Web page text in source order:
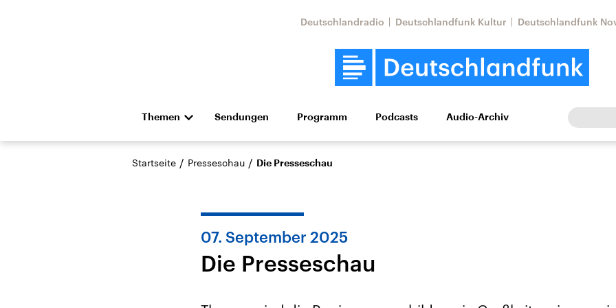
Deutschlandradio Deutschlandfunk Kultur Deutschlandfunk
Themen
Die Nachrichten Politik Wirtschaft Wissen Kultur Europa
Hörspiel und Feature Musik
Sendungen Programm Podcasts Audio-Archiv
Startseite / Presseschau / Die Presseschau
07. September 2025
Die Presseschau